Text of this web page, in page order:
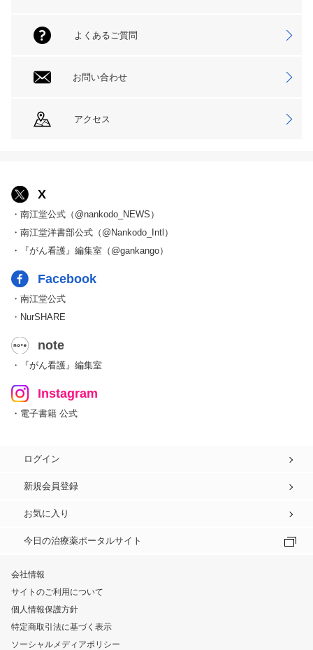
よくあるご質問
お問い合わせ
アクセス
X
・南江堂公式（@nankodo_NEWS）
・南江堂洋書部公式（@Nankodo_Intl）
・『がん看護』編集室（@gankango）
Facebook
・南江堂公式
・NurSHARE
note
・『がん看護』編集室
Instagram
・電子書籍 公式
ログイン
新規会員登録
お気に入り
今日の治療薬ポータルサイト
会社情報
サイトのご利用について
個人情報保護方針
特定商取引法に基づく表示
ソーシャルメディアポリシー